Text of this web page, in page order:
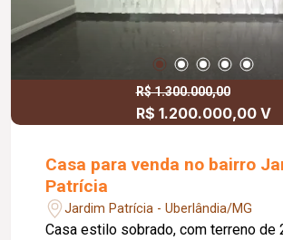
R$ 1.300.000,00
R$ 1.200.000,00 V
Casa para venda no bairro
Patrícia
Jardim Patrícia - Uberlândia/MG
Casa estilo sobrado, com terreno de